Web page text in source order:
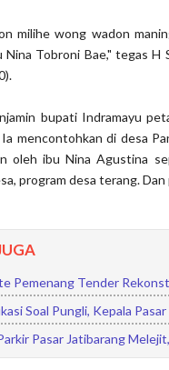
milihe wong wadon
Nina Tobroni Bae," tegas H
bupati Indramayu
Ia mencontohkan di desa
oleh ibu Nina Agustina
program desa terang.
Pemenang Tender
Soal Pungli, Kepala
Pasar Jatibarang